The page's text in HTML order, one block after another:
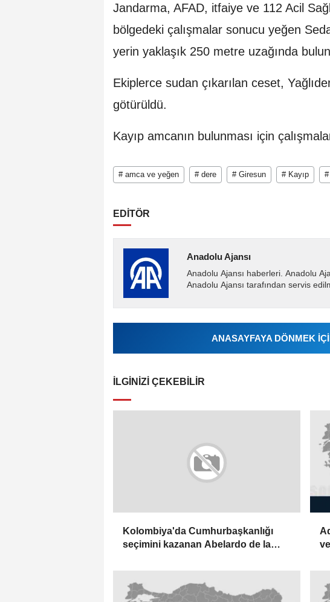
Jandarma, AFAD, itfaiye ve 112 Acil
bölgedeki çalışmalar sonucu yeğen
yerin yaklaşık 250 metre uzağında
Ekiplerce sudan çıkarılan ceset,
götürüldü.
Kayıp amcanın bulunması için
# amca ve yeğen # dere # Giresun # Kayıp
EDİTÖR
Anadolu Ajansı
Anadolu Ajansı haberleri. Anadolu
Anadolu Ajansı tarafından servis
ANASAYFAYA DÖNMEK
İLGINIZI ÇEKEBILIR
Kolombiya'da Cumhurbaşkanlığı
seçimini kazanan Abelardo de la